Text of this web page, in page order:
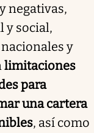
negativas,
y social,
y
limitaciones
para
una cartera
, así como